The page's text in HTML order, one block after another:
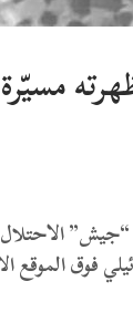
“جيش”
فوق الموقع